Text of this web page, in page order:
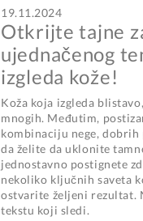
19.11.2024
Otkrijte tajne
ujednačenog
izgleda kože!
Koža koja izgleda
mnogih. Međutim,
kombinaciju nege,
da želite da uklonite
jednostavno postignete
nekoliko ključnih saveta
ostvarite željeni rezultat.
tekstu koji sledi.